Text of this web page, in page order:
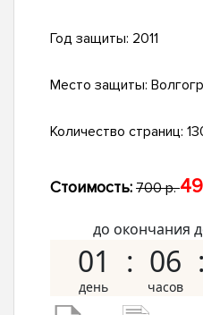
Год защиты: 2011
Место защиты:
Количество страниц:
Стоимость: 700 р.
до окончания
01 06